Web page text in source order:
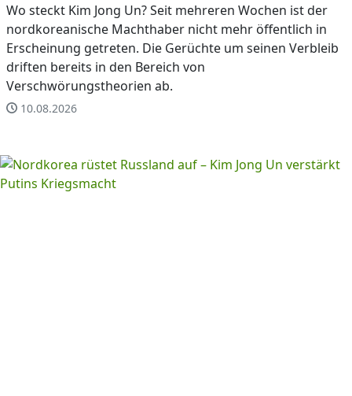
Wo steckt Kim Jong Un? Seit mehreren Wochen ist der
nordkoreanische Machthaber nicht mehr öffentlich in
Erscheinung getreten. Die Gerüchte um seinen Verbleib
driften bereits in den Bereich von
Verschwörungstheorien ab.
10.08.2026